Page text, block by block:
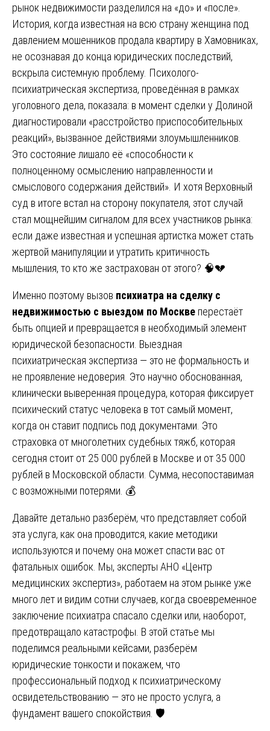
рынок недвижимости разделился на «до» и «после».
История, когда известная на всю страну женщина под
давлением мошенников продала квартиру в Хамовниках,
не осознавая до конца юридических последствий,
вскрыла системную проблему. Психолого-
психиатрическая экспертиза, проведённая в рамках
уголовного дела, показала: в момент сделки у Долиной
диагностировали «расстройство приспособительных
реакций», вызванное действиями злоумышленников.
Это состояние лишало её «способности к
полноценному осмыслению направленности и
смыслового содержания действий». И хотя Верховный
суд в итоге встал на сторону покупателя, этот случай
стал мощнейшим сигналом для всех участников рынка:
если даже известная и успешная артистка может стать
жертвой манипуляции и утратить критичность
мышления, то кто же застрахован от этого? 🧠💔
Именно поэтому вызов психиатра на сделку с
недвижимостью с выездом по Москве перестаёт
быть опцией и превращается в необходимый элемент
юридической безопасности. Выездная
психиатрическая экспертиза — это не формальность и
не проявление недоверия. Это научно обоснованная,
клинически выверенная процедура, которая фиксирует
психический статус человека в тот самый момент,
когда он ставит подпись под документами. Это
страховка от многолетних судебных тяжб, которая
сегодня стоит от 25 000 рублей в Москве и от 35 000
рублей в Московской области. Сумма, несопоставимая
с возможными потерями. 💰
Давайте детально разберём, что представляет собой
эта услуга, как она проводится, какие методики
используются и почему она может спасти вас от
фатальных ошибок. Мы, эксперты АНО «Центр
медицинских экспертиз», работаем на этом рынке уже
много лет и видим сотни случаев, когда своевременное
заключение психиатра спасало сделки или, наоборот,
предотвращало катастрофы. В этой статье мы
поделимся реальными кейсами, разберём
юридические тонкости и покажем, что
профессиональный подход к психиатрическому
освидетельствованию — это не просто услуга, а
фундамент вашего спокойствия. 🛡️